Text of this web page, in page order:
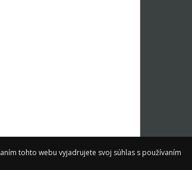
tohto webu vyjadrujete svoj súhlas s používaním